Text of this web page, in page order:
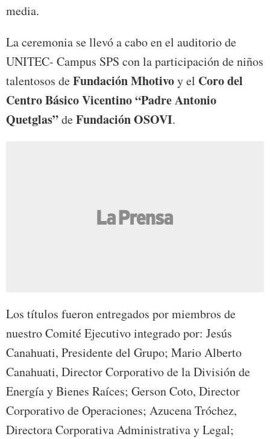
media.
La ceremonia se llevó a cabo en el auditorio de
UNITEC- Campus SPS con la participación de niños
talentosos deFundación Mhotivoy el Coro del
Centro Básico Vicentino “Padre Antonio
Quetglas”deFundación OSOVI.
Los títulos fueron entregados por miembros de
nuestro Comité Ejecutivo integrado por: Jesús
Canahuati, Presidente del Grupo; Mario Alberto
Canahuati, Director Corporativo de la División de
Energía y Bienes Raíces; Gerson Coto, Director
Corporativo de Operaciones; Azucena Tróchez,
Directora Corporativa Administrativa y Legal;